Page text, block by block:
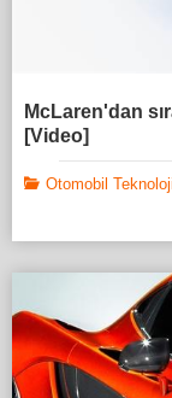
McLaren'dan
[Video]
Otomobil